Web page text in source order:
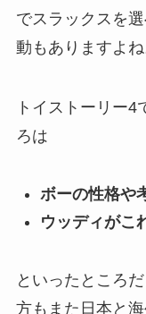
でスラックスを
動もありますよね
トイストーリー4
ろは
ボーの性格や
ウッディがこ
といったところ
方もまた日本と